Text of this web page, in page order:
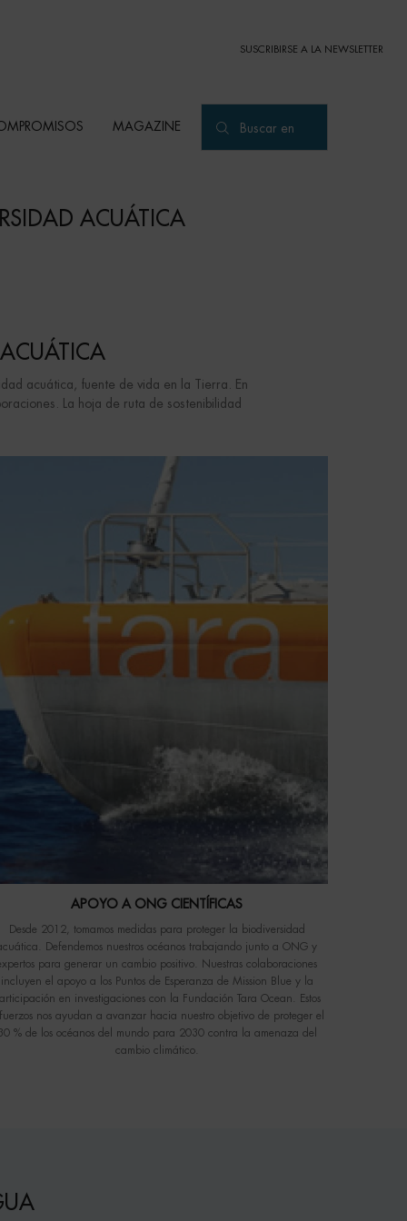
SUSCRIBIRSE A LA NEWSLETTER
MAGAZINE Buscar en
ACUÁTICA
acuática, fuente de vida en la Tierra. En
La hoja de ruta de sostenibilidad
APOYO A ONG CIENTÍFICAS
Desde 2012, tomamos medidas para proteger la biodiversidad
Defendemos nuestros océanos trabajando junto a ONG y
para generar un cambio positivo. Nuestras colaboraciones
incluyen el apoyo a los Puntos de Esperanza de Mission Blue y la
en investigaciones con la Fundación Tara Ocean. Estos
nos ayudan a avanzar hacia nuestro objetivo de proteger el
% de los océanos del mundo para 2030 contra la amenaza del
cambio climático.